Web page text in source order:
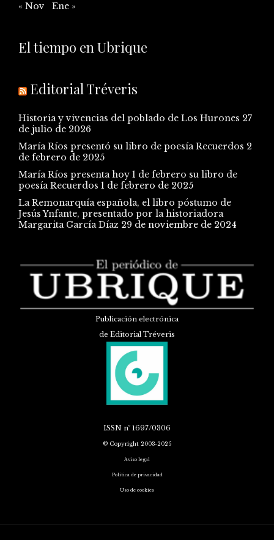
« Nov Ene »
El tiempo en Ubrique
Editorial Tréveris
Historia y vivencias del poblado de Los Hurones 27
de julio de 2026
María Ríos presentó su libro de poesía Recuerdos 2
de febrero de 2025
María Ríos presenta hoy 1 de febrero su libro de
poesía Recuerdos 1 de febrero de 2025
La Remonarquía española, el libro póstumo de
Jesús Ynfante, presentado por la historiadora
Margarita García Díaz 29 de noviembre de 2024
Publicación electrónica
de Editorial Tréveris
ISSN nº 1697/0306
© Copyright 2003-2025
Aviso legal
Política de privacidad
Uso de cookies